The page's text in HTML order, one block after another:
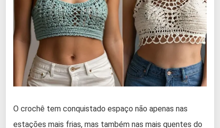
O crochê tem conquistado espaço não apenas nas
estações mais frias, mas também nas mais quentes do